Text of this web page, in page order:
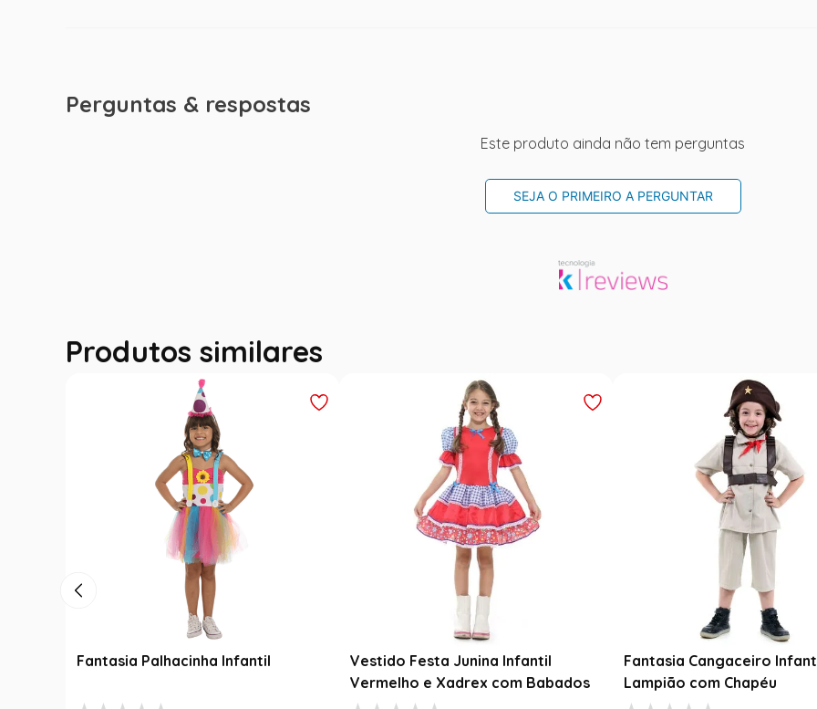
Perguntas & respostas
Este produto ainda não tem perguntas
SEJA O PRIMEIRO A PERGUNTAR
Produtos similares
Fantasia Palhacinha Infantil
Vestido Festa Junina Infantil
Vermelho e Xadrex com Babados
Fantasia Cangaceiro
Lampião com Chapéu